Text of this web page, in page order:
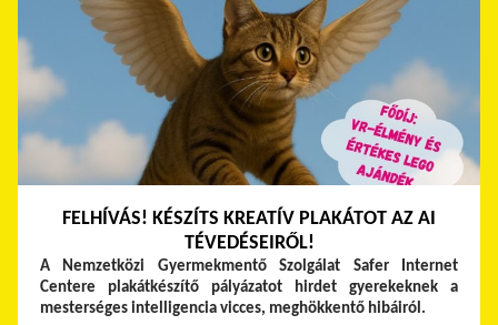
FELHÍVÁS! KÉSZÍTS KREATÍV PLAKÁTOT AZ AI
TÉVEDÉSEIRŐL!
A Nemzetközi Gyermekmentő Szolgálat Safer Internet
Centere plakátkészítő pályázatot hirdet gyerekeknek a
mesterséges intelligencia vicces, meghökkentő hibáiról.